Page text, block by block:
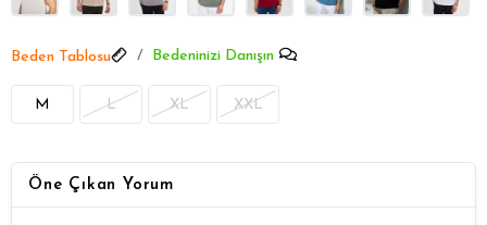
Beden Tablosu Bedeninizi Danışın
M L XL XXL
Öne Çıkan Yorum